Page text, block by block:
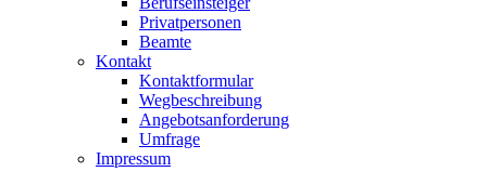
Privatpersonen
Beamte
Kontakt
Kontaktformular
Wegbeschreibung
Angebotsanforderung
Umfrage
Impressum